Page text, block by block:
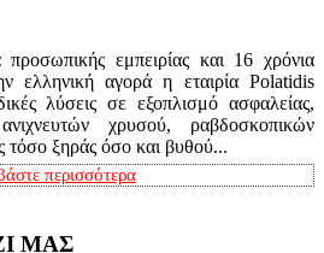
εμπειρίας και 16 χρόνια
ελληνική αγορά η εταιρία Polatidis
λύσεις σε εξοπλισμό ασφαλείας,
χρυσού, ραβδοσκοπικών
ξηράς όσο και βυθού...
περισσότερα
ΜΑΣ